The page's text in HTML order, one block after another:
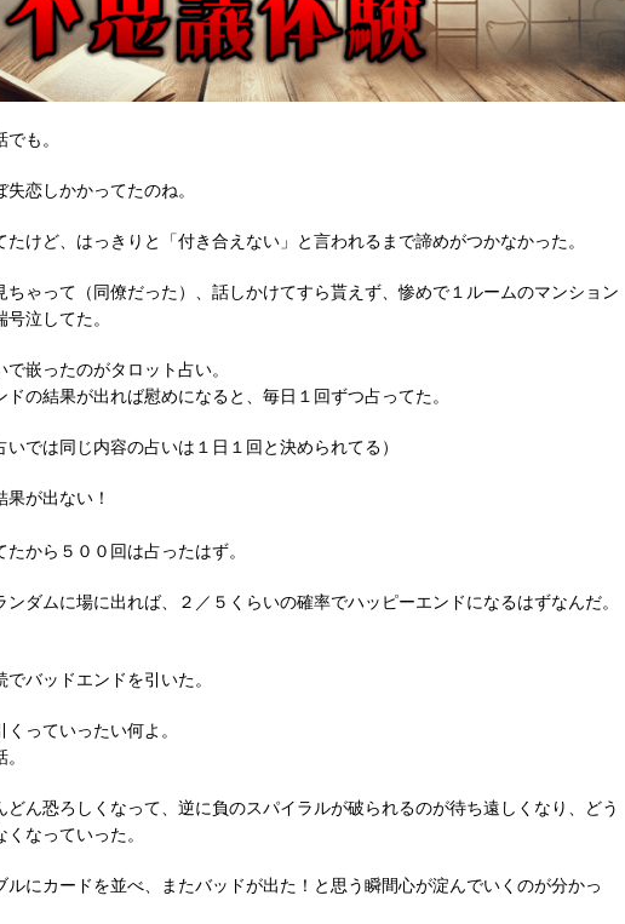
も。
恋しかかってたのね。
けど、はっきりと「付き合えない」と言われるまで諦めがつかなかった。
ゃって（同僚だった）、話しかけてすら貰えず、惨めで１ルームのマンション
泣してた。
嵌ったのがタロット占い。
の結果が出れば慰めになると、毎日１回ずつ占ってた。
いでは同じ内容の占いは１日１回と決められてる）
が出ない！
から５００回は占ったはず。
ダムに場に出れば、２／５くらいの確率でハッピーエンドになるはずなんだ。
バッドエンドを引いた。
っていったい何よ。
ん恐ろしくなって、逆に負のスパイラルが破られるのが待ち遠しくなり、どう
なっていった。
にカードを並べ、またバッドが出た！と思う瞬間心が淀んでいくのが分かっ